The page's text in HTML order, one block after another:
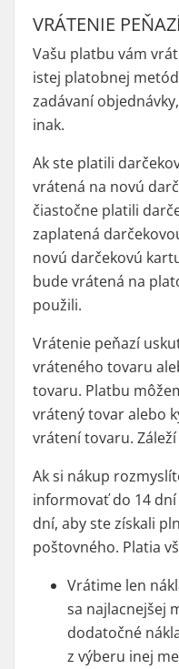
VRÁTENIE PEŇAZÍ
Vašu platbu vám
istej platobnej
zadávaní
inak.
Ak ste platili
vrátená na novú
čiastočne platili
zaplatená
novú darčekovú
bude vrátená na
použili.
Vrátenie peňazí
vráteného tovaru
tovaru. Platbu
vrátený tovar alebo
vrátení tovaru.
Ak si nákup
informovať do 14
dní, aby ste získali
poštovného. Platia
Vrátime len
sa najlacnejšej
dodatočné
z výberu inej